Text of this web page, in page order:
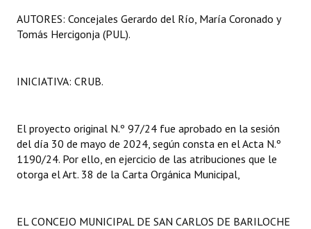
AUTORES: Concejales Gerardo del Río, María Coronado y
Tomás Hercigonja (PUL).
INICIATIVA: CRUB.
El proyecto original N.º 97/24 fue aprobado en la sesión
del día 30 de mayo de 2024, según consta en el Acta N.º
1190/24. Por ello, en ejercicio de las atribuciones que le
otorga el Art. 38 de la Carta Orgánica Municipal,
EL CONCEJO MUNICIPAL DE SAN CARLOS DE BARILOCHE